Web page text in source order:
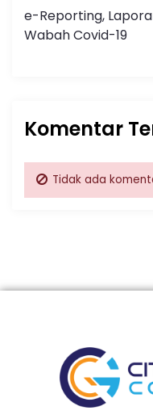
e-Reporting,
Wabah Covid-19
Komentar
Tidak ada